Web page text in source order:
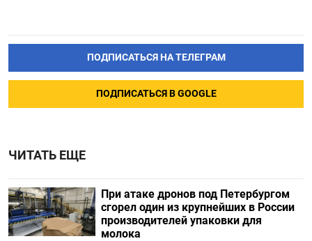
ПОДПИСАТЬСЯ НА ТЕЛЕГРАМ
ПОДПИСАТЬСЯ В GOOGLE
ЧИТАТЬ ЕЩЕ
При атаке дронов под Петербургом
сгорел один из крупнейших в России
производителей упаковки для
молока